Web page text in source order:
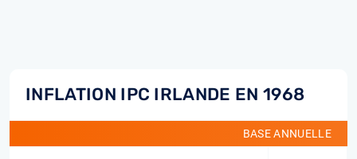
INFLATION IPC IRLANDE EN 1968
BASE ANNUELLE